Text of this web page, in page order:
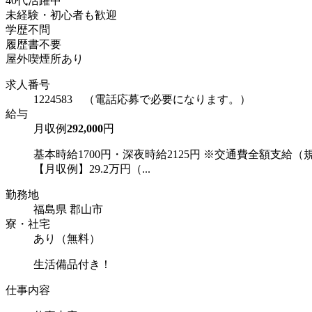
未経験・初心者も歓迎
学歴不問
履歴書不要
屋外喫煙所あり
求人番号
1224583 （電話応募で必要になります。）
給与
月収例292,000円
基本時給1700円・深夜時給2125円 ※交通費全額支給（
【月収例】29.2万円（...
勤務地
福島県 郡山市
寮・社宅
あり（無料）
生活備品付き！
仕事内容